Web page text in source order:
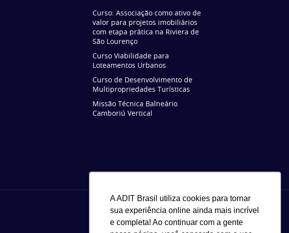
A ADIT Brasil utiliza cookies para tornar
sua experiência online ainda mais incrível
e completa! Ao continuar com a gente
Curso: Associação como ativo de
valor para projetos imobiliários
com etapa prática na Riviera de
São Lourenço
Curso Viabilidade para
Loteamentos Urbanos
Curso de Desenvolvimento de
Multipropriedades Turísticas
Missão Técnica Balneário
Camboriú Vertical